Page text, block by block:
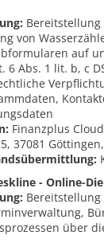
Bereitstellung
von
auf
6 Abs. 1 lit. b, c
Finanzplus
37081
- Online-
Bereitstellung
über